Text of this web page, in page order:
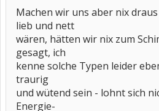
Machen wir uns aber nix draus
lieb und nett
wären, hätten wir nix zum
gesagt, ich
kenne solche Typen leider
traurig
und wütend sein - lohnt sich
Energie-